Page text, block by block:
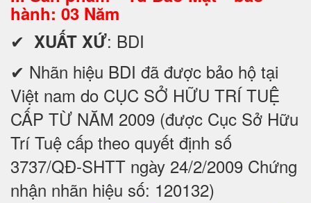
hành: 03 Năm
✔ XUẤT XỨ: BDI
✔ Nhãn hiệu BDI đã được bảo hộ tại
Việt nam do CỤC SỞ HỮU TRÍ TUỆ
CẤP TỪ NĂM 2009 (được Cục Sở Hữu
Trí Tuệ cấp theo quyết định số
3737/QĐ-SHTT ngày 24/2/2009 Chứng
nhận nhãn hiệu số: 120132)